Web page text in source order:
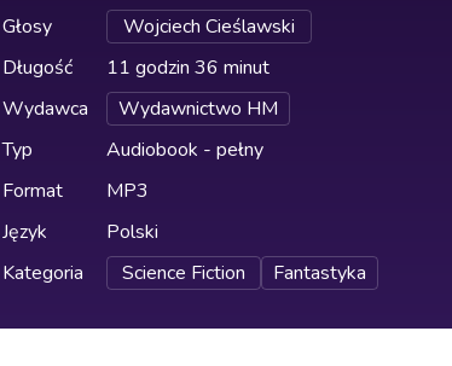
Głosy
Wojciech Cieślawski
Długość
11 godzin 36 minut
Wydawca
Wydawnictwo HM
Typ
Audiobook - pełny
Format
MP3
Język
Polski
Kategoria
Science Fiction Fantastyka